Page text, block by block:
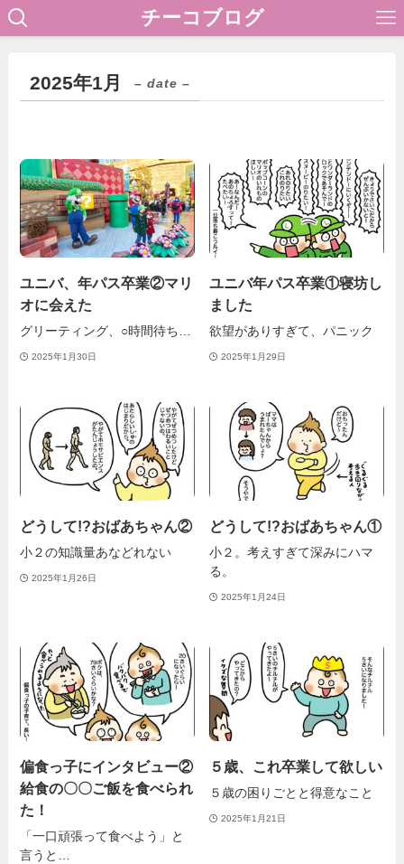
チーコブログ
2025年1月 – date –
ユニバ、年パス卒業②マリ
オに会えた
グリーティング、○時間待ち…
2025年1月30日
ユニバ年パス卒業①寝坊し
ました
欲望がありすぎて、パニック
2025年1月29日
どうして!?おばあちゃん②
小２の知識量あなどれない
2025年1月26日
どうして!?おばあちゃん①
小２。考えすぎて深みにハマ
る。
2025年1月24日
偏食っ子にインタビュー②
給食の〇〇ご飯を食べられ
た！
「一口頑張って食べよう」と
言うと…
５歳、これ卒業して欲しい
５歳の困りごとと得意なこと
2025年1月21日